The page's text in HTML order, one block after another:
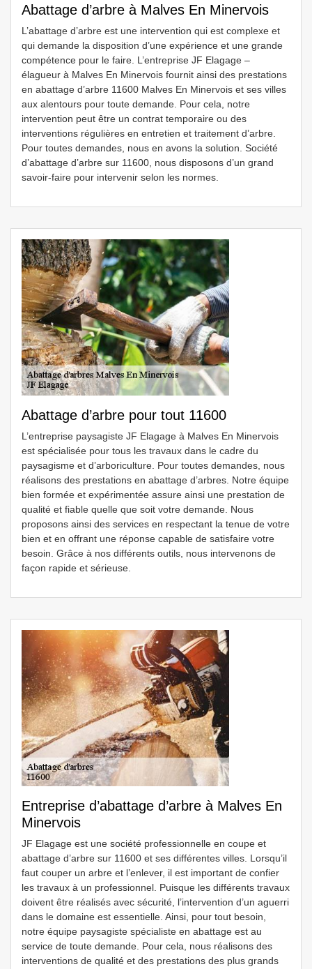
Abattage d’arbre à Malves En Minervois
L’abattage d’arbre est une intervention qui est complexe et
qui demande la disposition d’une expérience et une grande
compétence pour le faire. L’entreprise JF Elagage –
élagueur à Malves En Minervois fournit ainsi des prestations
en abattage d’arbre 11600 Malves En Minervois et ses villes
aux alentours pour toute demande. Pour cela, notre
intervention peut être un contrat temporaire ou des
interventions régulières en entretien et traitement d’arbre.
Pour toutes demandes, nous en avons la solution. Société
d’abattage d’arbre sur 11600, nous disposons d’un grand
savoir-faire pour intervenir selon les normes.
Abattage d’arbre pour tout 11600
L’entreprise paysagiste JF Elagage à Malves En Minervois
est spécialisée pour tous les travaux dans le cadre du
paysagisme et d’arboriculture. Pour toutes demandes, nous
réalisons des prestations en abattage d’arbres. Notre équipe
bien formée et expérimentée assure ainsi une prestation de
qualité et fiable quelle que soit votre demande. Nous
proposons ainsi des services en respectant la tenue de votre
bien et en offrant une réponse capable de satisfaire votre
besoin. Grâce à nos différents outils, nous intervenons de
façon rapide et sérieuse.
Entreprise d’abattage d’arbre à Malves En
Minervois
JF Elagage est une société professionnelle en coupe et
abattage d’arbre sur 11600 et ses différentes villes. Lorsqu’il
faut couper un arbre et l’enlever, il est important de confier
les travaux à un professionnel. Puisque les différents travaux
doivent être réalisés avec sécurité, l’intervention d’un aguerri
dans le domaine est essentielle. Ainsi, pour tout besoin,
notre équipe paysagiste spécialiste en abattage est au
service de toute demande. Pour cela, nous réalisons des
interventions de qualité et des prestations des plus grands